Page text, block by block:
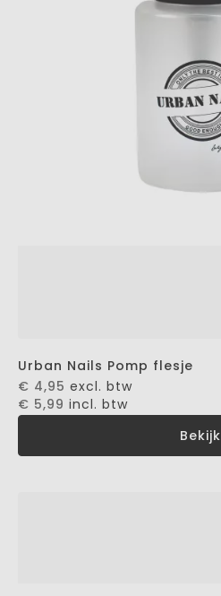
Urban Nails Pomp flesje
€ 4,95 excl. btw
€ 5,99 incl. btw
Bekijk